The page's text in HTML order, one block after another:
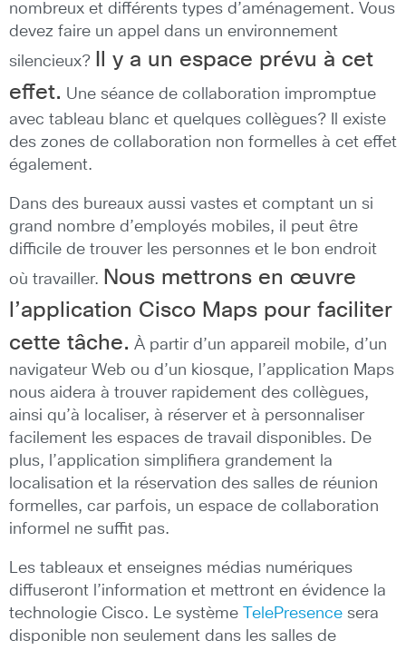
nombreux et différents types d’aménagement. Vous
devez faire un appel dans un environnement
silencieux?
Il y a un espace prévu à cet
effet. Une séance de collaboration impromptue
avec tableau blanc et quelques collègues? Il existe
des zones de collaboration non formelles à cet effet
également.
Dans des bureaux aussi vastes et comptant un si
grand nombre d’employés mobiles, il peut être
difficile de trouver les personnes et le bon endroit
où travailler. Nous mettrons en œuvre
l’application Cisco Maps pour faciliter
cette tâche. À partir d’un appareil mobile, d’un
navigateur Web ou d’un kiosque, l’application Maps
nous aidera à trouver rapidement des collègues,
ainsi qu’à localiser, à réserver et à personnaliser
facilement les espaces de travail disponibles. De
plus, l’application simplifiera grandement la
localisation et la réservation des salles de réunion
formelles, car parfois, un espace de collaboration
informel ne suffit pas.
Les tableaux et enseignes médias numériques
diffuseront l’information et mettront en évidence la
technologie Cisco. Le système
TelePresence sera
disponible non seulement dans les salles de